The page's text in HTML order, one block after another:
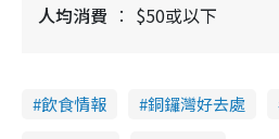
人均消費 $50或以下
飲食情報 銅鑼灣好去處